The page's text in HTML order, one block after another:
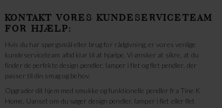
KONTAKT VORES KUNDESERVICETEAM
FOR HJÆLP:
Hvis du har spørgsmål eller brug for rådgivning, er vores venlige
kundeserviceteam altid klar til at hjælpe. Vi ønsker at sikre, at du
finder de perfekte design pendler, lamper i flet og flet pendler, der
passer til din smag og behov.
Opgrader dit hjem med smukke og funktionelle pendler fra Tine K
Home. Uanset om du søger design pendler, lamper i flet eller flet